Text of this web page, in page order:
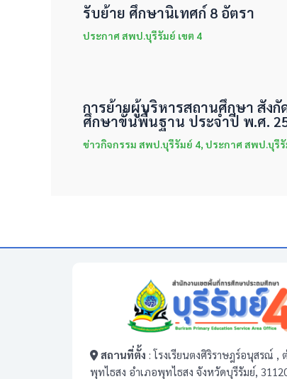
รับย้าย ศึกษานิเทศก์ 8 อัตรา
ประกาศ สพป.บุรีรัมย์ เขต 4
การย้ายผู้บริหารสถานศึกษา สัง
ศึกษาขั้นพื้นฐาน ประจำปี พ.ศ.
ข่าวกิจกรรม สพป.บุรีรัมย์ 4, ประกาศ สพป.บุรีรั
สถานที่ตั้ง : โรงเรียนตงศิริราษฎร์อนุสรณ์ ,
พุทไธสง อำเภอพุทไธสง จังหวัดบุรีรัมย์,